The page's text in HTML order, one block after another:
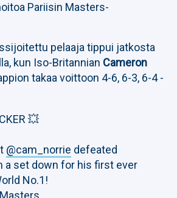
Pariisin Masters-
pelaaja tippui jatkosta
kun Iso-Britannian Cameron
takaa voittoon 4-6, 6-3, 6-4 -
💥
@cam_norrie defeated
a set down for his first ever
No.1!